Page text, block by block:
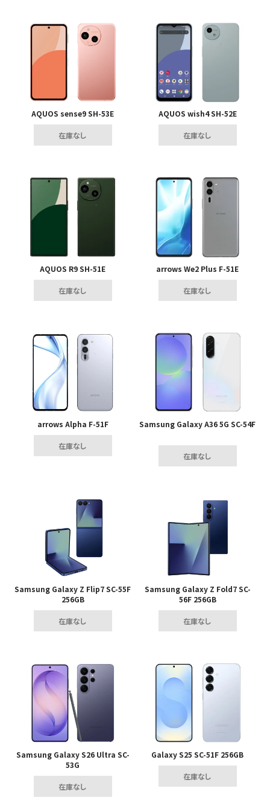
AQUOS sense9 SH-53E
在庫なし
AQUOS wish4 SH-52E
在庫なし
AQUOS R9 SH-51E
在庫なし
arrows We2 Plus F-51E
在庫なし
arrows Alpha F-51F
在庫なし
Samsung Galaxy A36 5G SC-54F
在庫なし
Samsung Galaxy Z Flip7 SC-55F
256GB
在庫なし
Samsung Galaxy Z Fold7 SC-
56F 256GB
在庫なし
Samsung Galaxy S26 Ultra SC-
53G
在庫なし
Galaxy S25 SC-51F 256GB
在庫なし